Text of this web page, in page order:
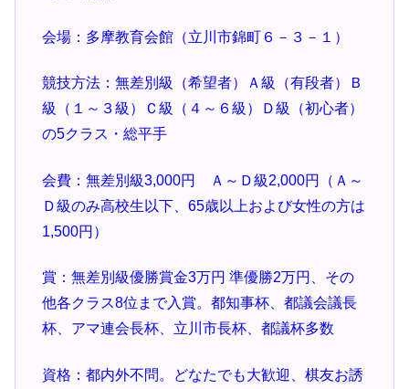
会場：多摩教育会館（立川市錦町６－３－１）
競技方法：無差別級（希望者）Ａ級（有段者）Ｂ
級（１～３級）Ｃ級（４～６級）Ｄ級（初心者）
の5クラス・総平手
会費：無差別級3,000円 Ａ～Ｄ級2,000円（Ａ～
Ｄ級のみ高校生以下、65歳以上および女性の方は
1,500円）
賞：無差別級優勝賞金3万円 準優勝2万円、その
他各クラス8位まで入賞。都知事杯、都議会議長
杯、アマ連会長杯、立川市長杯、都議杯多数
資格：都内外不問。どなたでも大歓迎、棋友お誘